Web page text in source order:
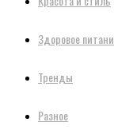
Здоровое
Тренды
Разное